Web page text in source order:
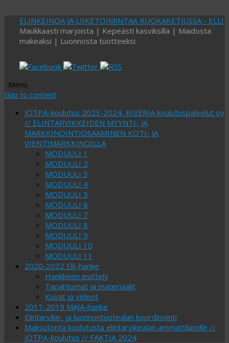
ELINKEINOA JA LIIKETOIMINTAA RUOKAKETJUSSA - ELLI
Maukkaasti marjoista | Kepeästi kasviksilla | Maidosta
makeaksi | Luonnosta tuotteeksi
Menu
Skip to content
JOTPA-koulutus 2023-2024, RIVERIA koulutuspalvelut oy
// ELINTARVIKKEIDEN MYYNTI- JA
MARKKINOINTIOSAAMINEN KOTI- JA
VIENTIMARKKINOILLA
MODUULI 1
MODUULI 2
MODUULI 3
MODUULI 4
MODUULI 5
MODUULI 6
MODUULI 7
MODUULI 8
MODUULI 9
MODUULI 10
MODUULI 11
2020-2022 Elli-hanke
Hankkeen esittely
Tapahtumat ja materiaalit
Kuvat ja videot
2017-2019 MAJA-hanke
Elintarvike- ja luonnontuotealan koordinointi
Maksutonta koulutusta elintarvikealan ammattilaisille //
JOTPA-koulutus // FAKTIA 2024